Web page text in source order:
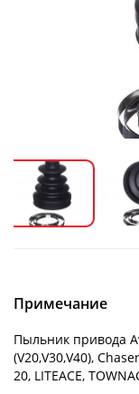
Примечание
Пыльник привода
(V20,V30,V40),
20, LITEACE,